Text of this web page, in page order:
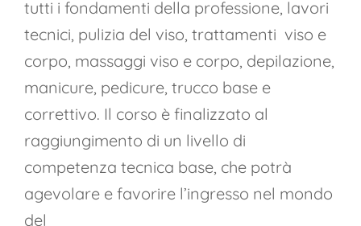
tutti i fondamenti della professione, lavori
tecnici, pulizia del viso, trattamenti viso e
corpo, massaggi viso e corpo, depilazione,
manicure, pedicure, trucco base e
correttivo. Il corso è finalizzato al
raggiungimento di un livello di
competenza tecnica base, che potrà
agevolare e favorire l’ingresso nel mondo
del